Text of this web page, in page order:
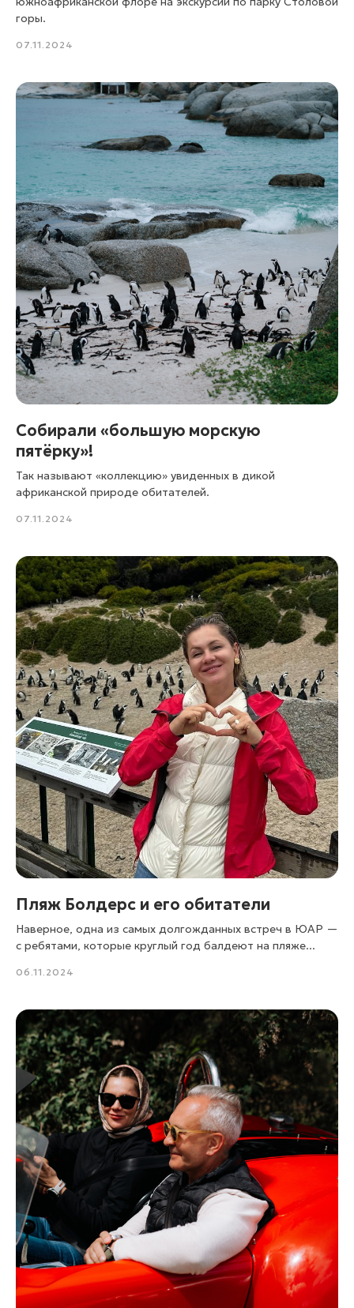
горы.
07.11.2024
Собирали «большую морскую
пятёрку»!
Так называют «коллекцию» увиденных в дикой
африканской природе обитателей.
07.11.2024
Пляж Болдерс и его обитатели
Наверное, одна из самых долгожданных встреч в ЮАР —
с ребятами, которые круглый год балдеют на пляже...
06.11.2024